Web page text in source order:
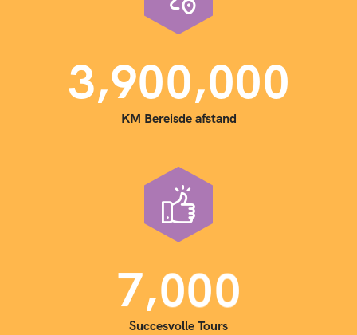
3,900,000
KM Bereisde afstand
7,000
Succesvolle Tours